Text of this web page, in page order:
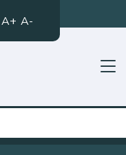
A+ A-